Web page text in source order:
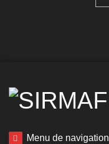
Menu de navigation